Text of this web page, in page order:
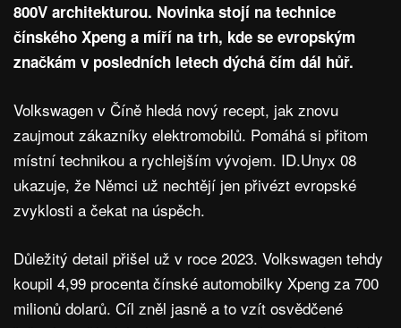
800V architekturou. Novinka stojí na technice
čínského Xpeng a míří na trh, kde se evropským
značkám v posledních letech dýchá čím dál hůř.
Volkswagen v Číně hledá nový recept, jak znovu
zaujmout zákazníky elektromobilů. Pomáhá si přitom
místní technikou a rychlejším vývojem. ID.Unyx 08
ukazuje, že Němci už nechtějí jen přivézt evropské
zvyklosti a čekat na úspěch.
Důležitý detail přišel už v roce 2023. Volkswagen tehdy
koupil 4,99 procenta čínské automobilky Xpeng za 700
milionů dolarů. Cíl zněl jasně a to vzít osvědčené